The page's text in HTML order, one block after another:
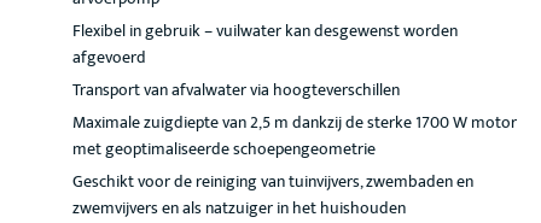
Flexibel in gebruik – vuilwater kan desgewenst worden
afgevoerd
Transport van afvalwater via hoogteverschillen
Maximale zuigdiepte van 2,5 m dankzij de sterke 1700 W motor
met geoptimaliseerde schoepengeometrie
Geschikt voor de reiniging van tuinvijvers, zwembaden en
zwemvijvers en als natzuiger in het huishouden